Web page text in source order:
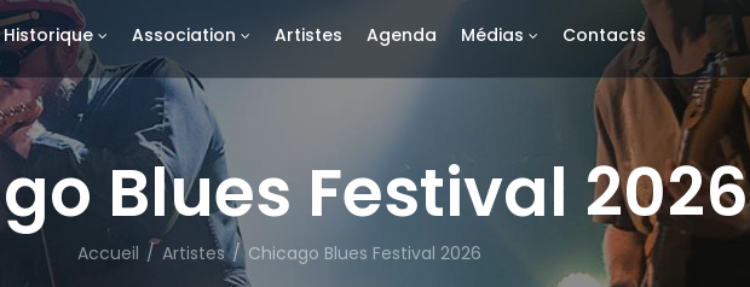
Historique Association Artistes Agenda Médias Contacts
Blues Festival 2026
Accueil / Artistes / Chicago Blues Festival 2026